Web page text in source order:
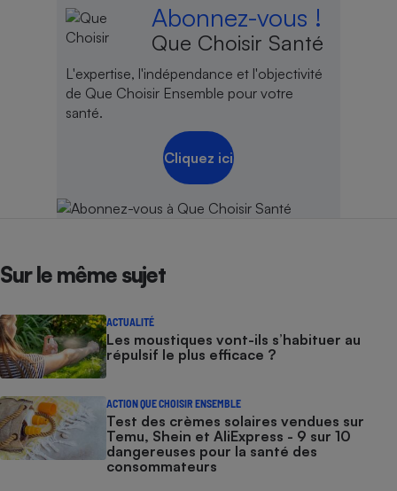
Abonnez-vous !
Que Choisir Santé
L'expertise, l'indépendance et l'objectivité
de Que Choisir Ensemble pour votre
santé.
Cliquez ici
Sur le même sujet
ACTUALITÉ
Les moustiques vont-ils s’habituer au
répulsif le plus efficace ?
ACTION QUE CHOISIR ENSEMBLE
Test des crèmes solaires vendues sur
Temu, Shein et AliExpress - 9 sur 10
dangereuses pour la santé des
consommateurs